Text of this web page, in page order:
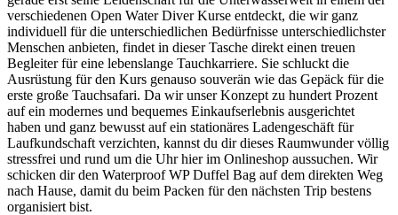
verschiedenen Open Water Diver Kurse entdeckt, die wir ganz
individuell für die unterschiedlichen Bedürfnisse unterschiedlichster
Menschen anbieten, findet in dieser Tasche direkt einen treuen
Begleiter für eine lebenslange Tauchkarriere. Sie schluckt die
Ausrüstung für den Kurs genauso souverän wie das Gepäck für die
erste große Tauchsafari. Da wir unser Konzept zu hundert Prozent
auf ein modernes und bequemes Einkaufserlebnis ausgerichtet
haben und ganz bewusst auf ein stationäres Ladengeschäft für
Laufkundschaft verzichten, kannst du dir dieses Raumwunder völlig
stressfrei und rund um die Uhr hier im Onlineshop aussuchen. Wir
schicken dir den Waterproof WP Duffel Bag auf dem direkten Weg
nach Hause, damit du beim Packen für den nächsten Trip bestens
organisiert bist.